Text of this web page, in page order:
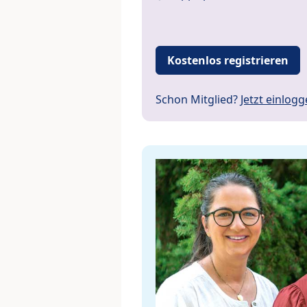
Kostenlos registrieren
Schon Mitglied? Jetzt